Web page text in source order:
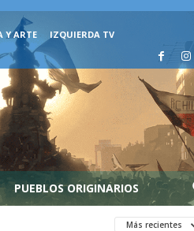
Y ARTE IZQUIERDA TV
PUEBLOS ORIGINARIOS
Más recientes